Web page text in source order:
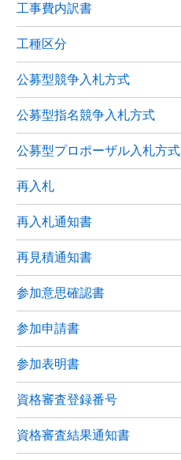
工事費内訳書
工種区分
公募型競争入札方式
公募型指名競争入札方式
公募型プロポーザル入札方式
再入札
再入札通知書
再見積通知書
参加意思確認書
参加申請書
参加表明書
資格審査登録番号
資格審査結果通知書